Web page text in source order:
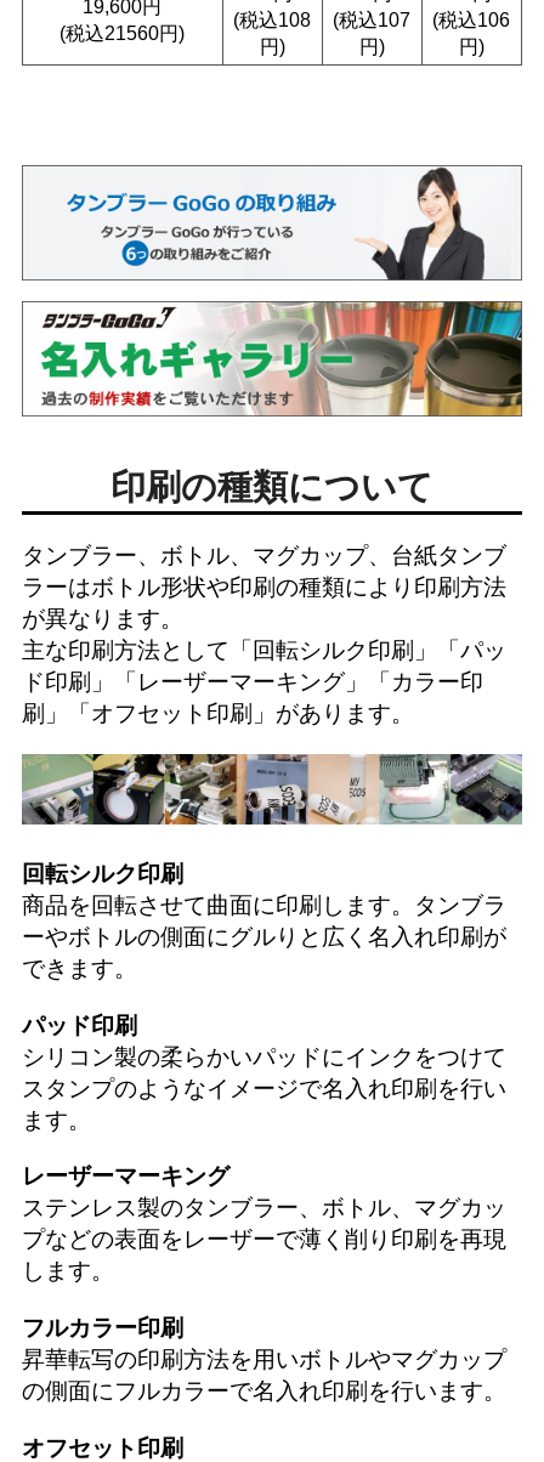
19,600円
(税込21560円)
(税込108
円)
(税込107
円)
(税込106
円)
印刷の種類について
タンブラー、ボトル、マグカップ、台紙タンブ
ラーはボトル形状や印刷の種類により印刷方法
が異なります。
主な印刷方法として「回転シルク印刷 」「パッ
ド印刷 」「 レーザーマーキング」「カラー印
刷 」「オフセット印刷 」があります。
回転シルク印刷
商品を回転させて曲面に印刷します。タンブラ
ーやボトルの側面にグルりと広く名入れ印刷が
できます。
パッド印刷
シリコン製の柔らかいパッドにインクをつけて
スタンプのようなイメージで名入れ印刷を行い
ます。
レーザーマーキング
ステンレス製のタンブラー、ボトル、マグカッ
プなどの表面をレーザーで薄く削り印刷を再現
します。
フルカラー印刷
昇華転写の印刷方法を用いボトルやマグカップ
の側面にフルカラーで名入れ印刷を行います。
オフセット印刷